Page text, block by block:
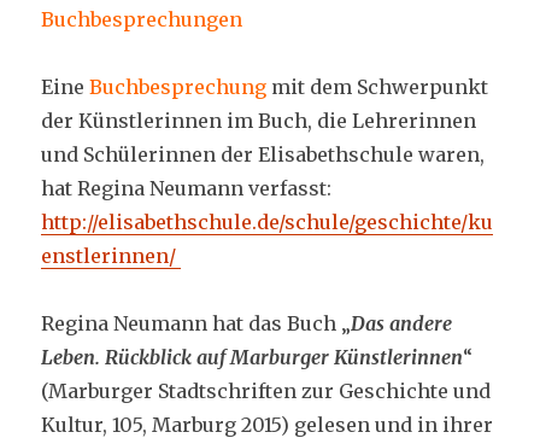
Buchbesprechungen
EineBuchbesprechung mit dem Schwerpunkt
der Künstlerinnen im Buch, die Lehrerinnen
und Schülerinnen der Elisabethschule waren,
hat Regina Neumann verfasst:
http://elisabethschule.de/schule/geschichte/ku
enstlerinnen/
Regina Neumann hat das Buch „Das andere
Leben. Rückblick auf Marburger Künstlerinnen“
(Marburger Stadtschriften zur Geschichte und
Kultur, 105, Marburg 2015) gelesen und in ihrer